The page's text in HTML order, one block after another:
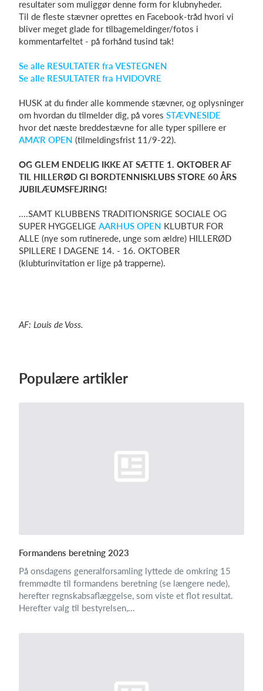
resultater som muliggør denne form for klubnyheder.
Til de fleste stævner oprettes en Facebook-tråd hvori vi
bliver meget glade for tilbagemeldinger/fotos i
kommentarfeltet - på forhånd tusind tak!
Se alle RESULTATER fra VESTEGNEN
Se alle RESULTATER fra HVIDOVRE
HUSK at du finder alle kommende stævner, og oplysninger
om hvordan du tilmelder dig, på vores STÆVNESIDE
hvor det næste breddestævne for alle typer spillere er
AMA'R OPEN (tilmeldingsfrist 11/9-22).
OG GLEM ENDELIG IKKE AT SÆTTE 1. OKTOBER AF
TIL HILLERØD GI BORDTENNISKLUBS STORE 60 ÅRS
JUBILÆUMSFEJRING!
....SAMT KLUBBENS TRADITIONSRIGE SOCIALE OG
SUPER HYGGELIGE AARHUS OPEN KLUBTUR FOR
ALLE (nye som rutinerede, unge som ældre) HILLERØD
SPILLERE I DAGENE 14. - 16. OKTOBER
(klubturinvitation er lige på trapperne).
AF: Louis de Voss.
Populære artikler
Formandens beretning 2023
På onsdagens generalforsamling lyttede de omkring 15
fremmødte til formandens beretning (se længere nede),
herefter regnskabsaflæggelse, som viste et flot resultat.
Herefter valg til bestyrelsen,...